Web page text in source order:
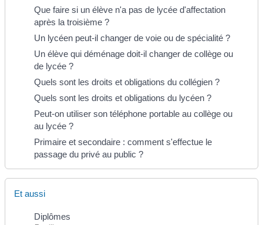
Que faire si un élève n'a pas de lycée d'affectation
après la troisième ?
Un lycéen peut-il changer de voie ou de spécialité ?
Un élève qui déménage doit-il changer de collège ou
de lycée ?
Quels sont les droits et obligations du collégien ?
Quels sont les droits et obligations du lycéen ?
Peut-on utiliser son téléphone portable au collège ou
au lycée ?
Primaire et secondaire : comment s'effectue le
passage du privé au public ?
Et aussi
Diplômes